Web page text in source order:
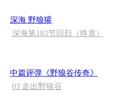
深海 野狼獾
深海第183节回归（终章）
中篇评弹《野狼谷传奇》
03 走出野狼谷